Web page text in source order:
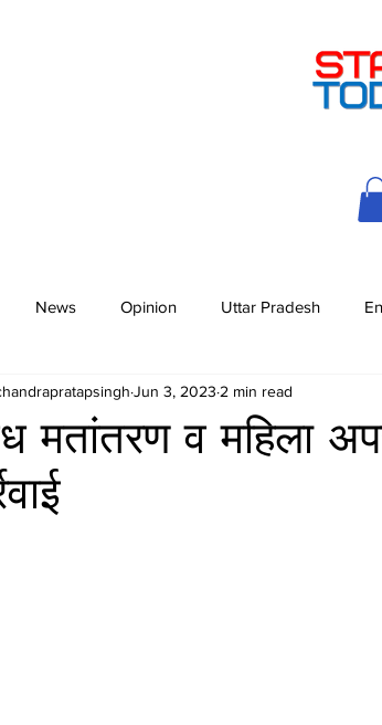
News Opinion Uttar Pradesh
मतांतरण व महिला
Jun 3, 2023 2 min read